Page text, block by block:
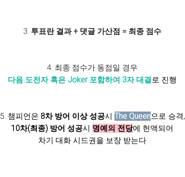
3. 투표란 결과 + 댓글 가산점 = 최종 점수
4. 최종 점수가 동점일 경우
다음 도전자 혹은 Joker 포함하여 3자 대결로 진행
5. 챔피언은 8차 방어 이상 성공시 The Queen으로 승격,
10차(최종) 방어 성공시 명예의 전당에 헌액되어
차기 대화 시드권을 보장 받는다